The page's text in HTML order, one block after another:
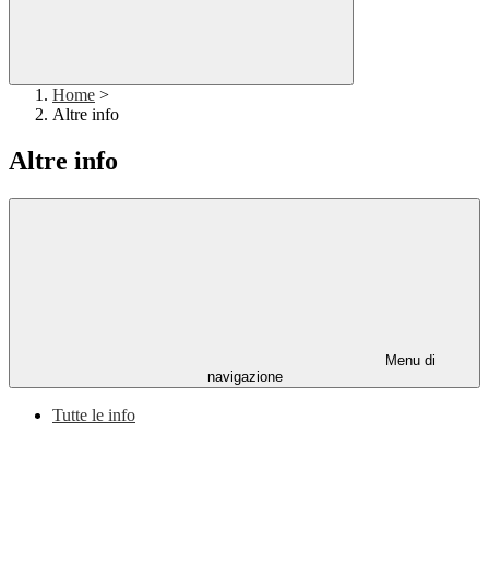
Home >
Altre info
Altre info
Menu di
navigazione
Tutte le info